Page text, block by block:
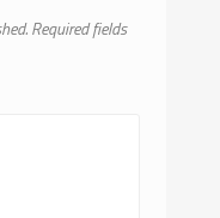
Required fields